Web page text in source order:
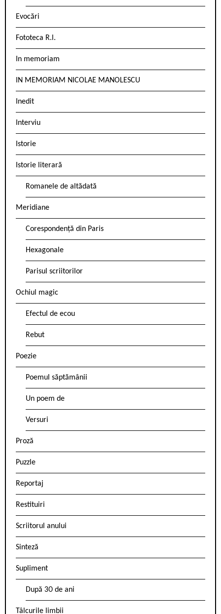
Evocări
Fototeca R.l.
In memoriam
IN MEMORIAM NICOLAE MANOLESCU
Inedit
Interviu
Istorie
Istorie literară
Romanele de altădată
Meridiane
Corespondență din Paris
Hexagonale
Parisul scriitorilor
Ochiul magic
Efectul de ecou
Rebut
Poezie
Poemul săptămânii
Un poem de
Versuri
Proză
Puzzle
Reportaj
Restituiri
Scriitorul anului
Sinteză
Supliment
După 30 de ani
Tâlcurile limbii